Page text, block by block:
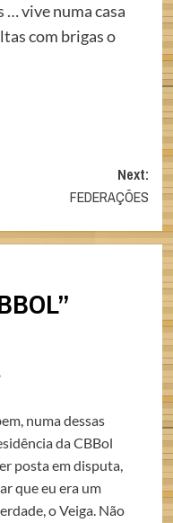
… vive numa casa
com brigas o
Next:
FEDERAÇÕES
”
numa dessas
da CBBol
posta em disputa,
que eu era um
o Veiga. Não